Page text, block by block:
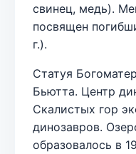
свинец, медь).
посвящен
г.).
Статуя
Бьютта. Центр
Скалистых гор
динозавров.
образовалось в